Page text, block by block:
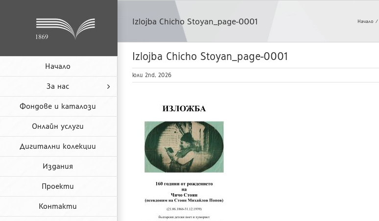
Начало
За нас
Фондове и каталози
Онлайн услуги
Дигитални колекции
Издания
Проекти
Контакти
Izlojba Chicho Stoyan_page-0001 Начало
Izlojba Chicho Stoyan_page-0001
юли 2nd, 2026